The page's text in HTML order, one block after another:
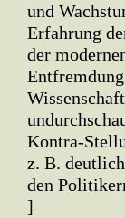
und
Erfahrung
der
Kontra-
z. B.
den
]